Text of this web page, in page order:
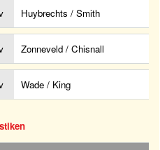
Huybrechts / Smith
Zonneveld / Chisnall
Wade / King